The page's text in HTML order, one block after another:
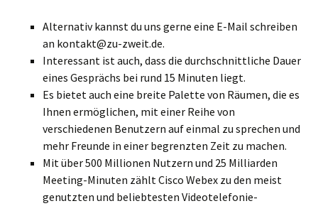
Alternativ kannst du uns gerne eine E-Mail schreiben
an kontakt@zu-zweit.de.
Interessant ist auch, dass die durchschnittliche Dauer
eines Gesprächs bei rund 15 Minuten liegt.
Es bietet auch eine breite Palette von Räumen, die es
Ihnen ermöglichen, mit einer Reihe von
verschiedenen Benutzern auf einmal zu sprechen und
mehr Freunde in einer begrenzten Zeit zu machen.
Mit über 500 Millionen Nutzern und 25 Milliarden
Meeting-Minuten zählt Cisco Webex zu den meist
genutzten und beliebtesten Videotelefonie-